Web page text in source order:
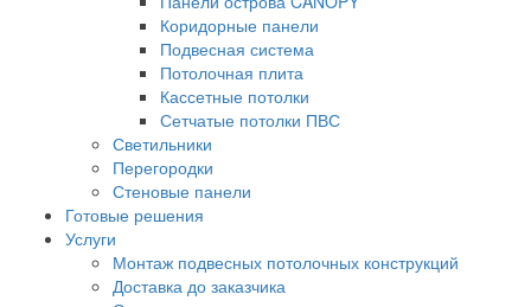
Коридорные панели
Подвесная система
Потолочная плита
Кассетные потолки
Сетчатые потолки ПВС
Светильники
Перегородки
Стеновые панели
Готовые решения
Услуги
Монтаж подвесных потолочных конструкций
Доставка до заказчика